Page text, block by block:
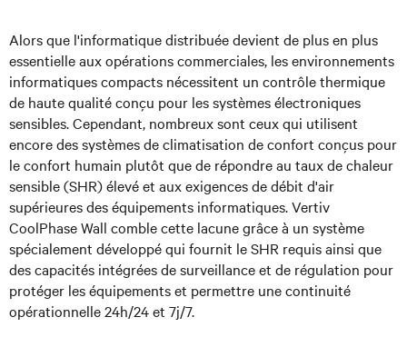
Alors que l'informatique distribuée devient de plus en plus
essentielle aux opérations commerciales, les environnements
informatiques compacts nécessitent un contrôle thermique
de haute qualité conçu pour les systèmes électroniques
sensibles. Cependant, nombreux sont ceux qui utilisent
encore des systèmes de climatisation de confort conçus pour
le confort humain plutôt que de répondre au taux de chaleur
sensible (SHR) élevé et aux exigences de débit d'air
supérieures des équipements informatiques. Vertiv
CoolPhase Wall comble cette lacune grâce à un système
spécialement développé qui fournit le SHR requis ainsi que
des capacités intégrées de surveillance et de régulation pour
protéger les équipements et permettre une continuité
opérationnelle 24h/24 et 7j/7.